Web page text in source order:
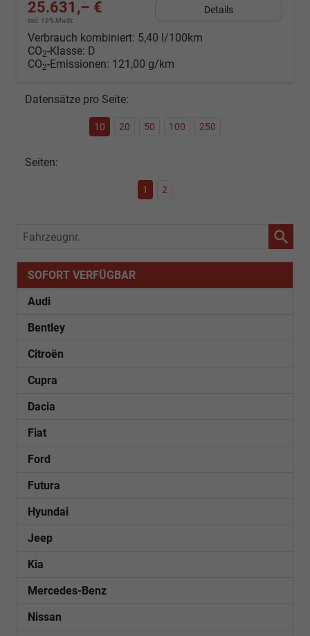
25.631,– €
incl. 19% MwSt.
Details
Verbrauch kombiniert: 5,40 l/100km
CO2-Klasse: D
CO2-Emissionen: 121,00 g/km
Datensätze pro Seite:
10 20 50 100 250
Seiten:
1 2
Fahrzeugnr.
SOFORT VERFÜGBAR
Audi
Bentley
Citroën
Cupra
Dacia
Fiat
Ford
Futura
Hyundai
Jeep
Kia
Mercedes-Benz
Nissan